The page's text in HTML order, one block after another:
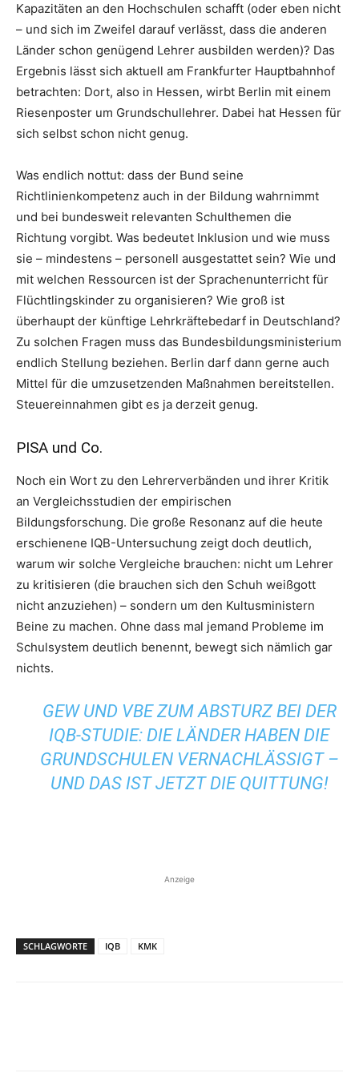
Kapazitäten an den Hochschulen schafft (oder eben nicht
– und sich im Zweifel darauf verlässt, dass die anderen
Länder schon genügend Lehrer ausbilden werden)? Das
Ergebnis lässt sich aktuell am Frankfurter Hauptbahnhof
betrachten: Dort, also in Hessen, wirbt Berlin mit einem
Riesenposter um Grundschullehrer. Dabei hat Hessen für
sich selbst schon nicht genug.
Was endlich nottut: dass der Bund seine
Richtlinienkompetenz auch in der Bildung wahrnimmt
und bei bundesweit relevanten Schulthemen die
Richtung vorgibt. Was bedeutet Inklusion und wie muss
sie – mindestens – personell ausgestattet sein? Wie und
mit welchen Ressourcen ist der Sprachenunterricht für
Flüchtlingskinder zu organisieren? Wie groß ist
überhaupt der künftige Lehrkräftebedarf in Deutschland?
Zu solchen Fragen muss das Bundesbildungsministerium
endlich Stellung beziehen. Berlin darf dann gerne auch
Mittel für die umzusetzenden Maßnahmen bereitstellen.
Steuereinnahmen gibt es ja derzeit genug.
PISA und Co.
Noch ein Wort zu den Lehrerverbänden und ihrer Kritik
an Vergleichsstudien der empirischen
Bildungsforschung. Die große Resonanz auf die heute
erschienene IQB-Untersuchung zeigt doch deutlich,
warum wir solche Vergleiche brauchen: nicht um Lehrer
zu kritisieren (die brauchen sich den Schuh weißgott
nicht anzuziehen) – sondern um den Kultusministern
Beine zu machen. Ohne dass mal jemand Probleme im
Schulsystem deutlich benennt, bewegt sich nämlich gar
nichts.
GEW UND VBE ZUM ABSTURZ BEI DER
IQB-STUDIE: DIE LÄNDER HABEN DIE
GRUNDSCHULEN VERNACHLÄSSIGT –
UND DAS IST JETZT DIE QUITTUNG!
Anzeige
SCHLAGWORTE IQB KMK